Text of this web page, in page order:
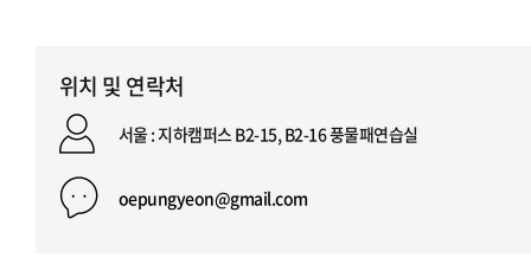
위치 및 연락처
서울 : 지하캠퍼스 B2-15, B2-16 풍물패연습실
oepungyeon@gmail.com